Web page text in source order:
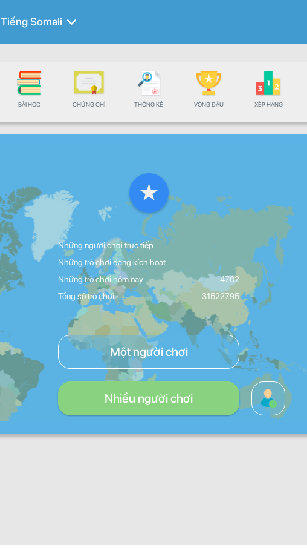
Tiếng Somali
BÀI HỌC CHỨNG CHỈ THỐNG KÊ VÒNG ĐẤU XẾP HẠNG
Những người chơi trực tiếp
Những trò chơi đang kích hoạt
Những trò chơi hôm nay
4702
Tổng số trò chơi
31522795
Một người chơi
Nhiều người chơi